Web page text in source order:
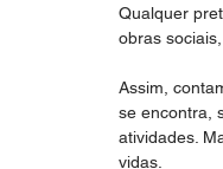
Qualquer
obras
Assim,
se encontra,
atividades.
vidas.